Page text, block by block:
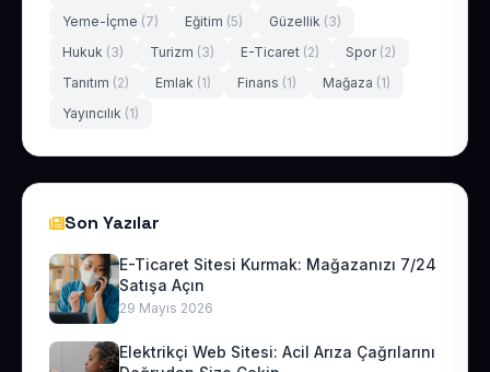
Yeme-İçme (7) Eğitim (5) Güzellik (3)
Hukuk (3) Turizm (3) E-Ticaret (2) Spor (2)
Tanıtım (2) Emlak (1) Finans (1) Mağaza (1)
Yayıncılık (1)
Son Yazılar
E-Ticaret Sitesi Kurmak: Mağazanızı 7/24
Satışa Açın
29 Mayıs 2026
Elektrikçi Web Sitesi: Acil Arıza Çağrılarını